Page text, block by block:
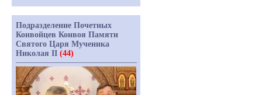
Подразделение Почетных
Конвойцев Конвоя Памяти
Святого Царя Мученика
Николая II (44)